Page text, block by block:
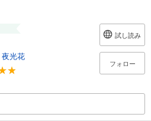
夜光花
試し読み
フォロー